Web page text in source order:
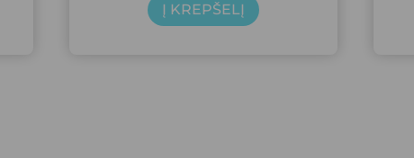
Į KREPŠELĮ